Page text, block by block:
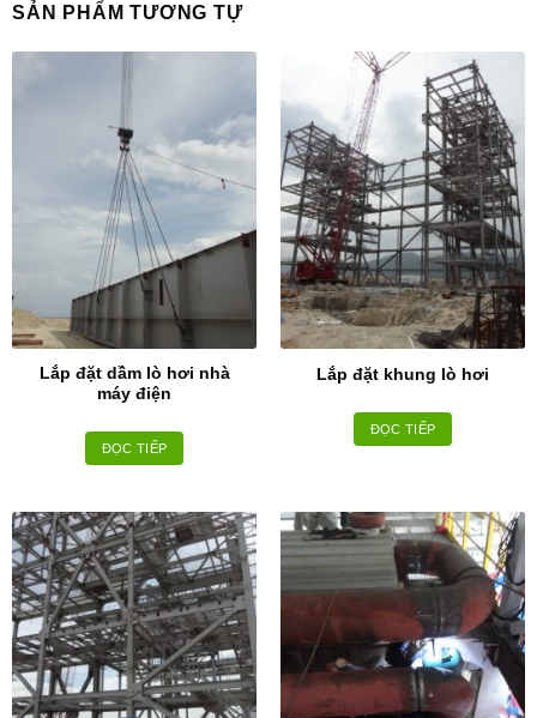
SẢN PHẨM TƯƠNG TỰ
Lắp đặt dầm lò hơi nhà
máy điện
ĐỌC TIẾP
Lắp đặt khung lò hơi
ĐỌC TIẾP